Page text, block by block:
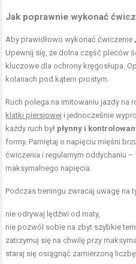
Jak poprawnie wykonać
Aby prawidłowo wykonać ćwiczenie
Upewnij się, że dolna część pleców
kluczowe dla ochrony kręgosłupa.
kolanach pod kątem prostym.
Ruch polega na imitowaniu jazdy na
klatki piersiowej i jednocześnie
każdy ruch był płynny i
formy. Pamiętaj o napięciu mięśni
ćwiczenia i regularnym oddychaniu
maksymalnego napięcia.
Podczas treningu zwracaj uwagę na
nie odrywaj lędźwi od maty,
nie pozwól sobie na zbyt szybkie
zatrzymuj się na chwilę przy
staraj się osiągnąć zamierzoną